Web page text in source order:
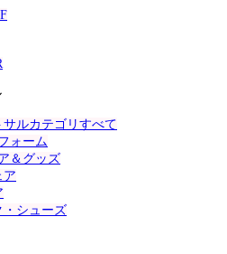
ルカテゴリすべて
ォーム
＆グッズ
ア
・シューズ